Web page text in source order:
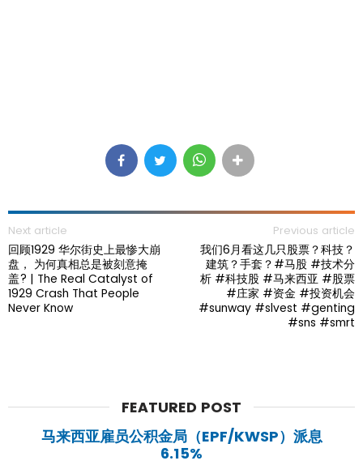
Next article
回顾1929 华尔街史上最惨大崩
盘， 为何真相总是被刻意掩
盖? | The Real Catalyst of
1929 Crash That People
Never Know
Previous article
我们6月看这几只股票？科技？
建筑？手套？#马股 #技术分
析 #科技股 #马来西亚 #股票
#庄家 #资金 #投资机会
#sunway #slvest #genting
#sns #smrt
FEATURED POST
马来西亚雇员公积金局（EPF/KWSP）派息
6.15%